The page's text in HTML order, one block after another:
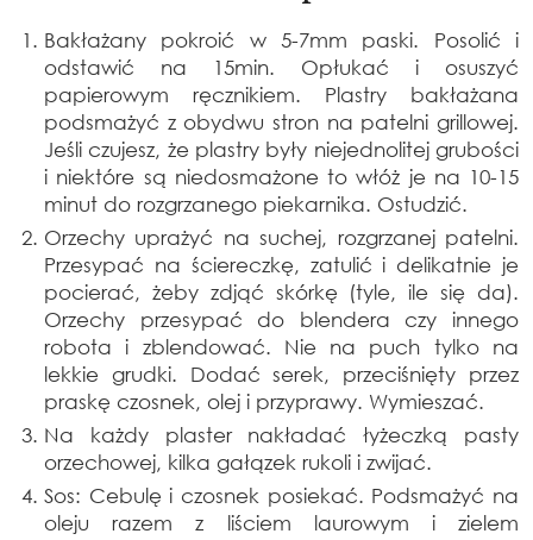
Bakłażany pokroić w 5-7mm paski. Posolić i
odstawić na 15min. Opłukać i osuszyć
papierowym ręcznikiem. Plastry bakłażana
podsmażyć z obydwu stron na patelni grillowej.
Jeśli czujesz, że plastry były niejednolitej grubości
i niektóre są niedosmażone to włóż je na 10-15
minut do rozgrzanego piekarnika. Ostudzić.
Orzechy uprażyć na suchej, rozgrzanej patelni.
Przesypać na ściereczkę, zatulić i delikatnie je
pocierać, żeby zdjąć skórkę (tyle, ile się da).
Orzechy przesypać do blendera czy innego
robota i zblendować. Nie na puch tylko na
lekkie grudki. Dodać serek, przeciśnięty przez
praskę czosnek, olej i przyprawy. Wymieszać.
Na każdy plaster nakładać łyżeczką pasty
orzechowej, kilka gałązek rukoli i zwijać.
Sos: Cebulę i czosnek posiekać. Podsmażyć na
oleju razem z liściem laurowym i zielem